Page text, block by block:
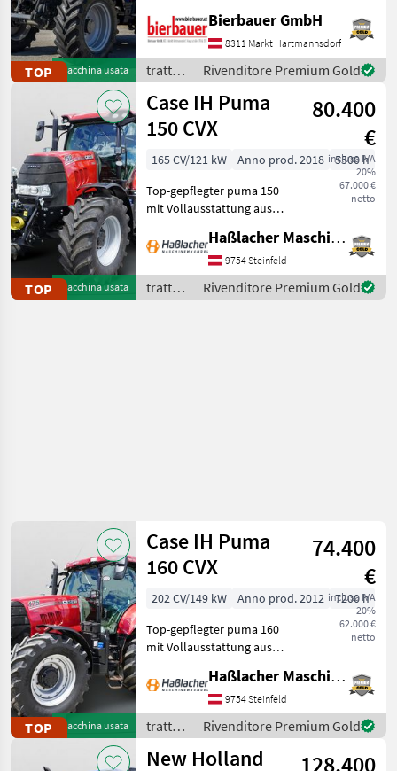
TOP Macchina usata
Zustand und kann nach
telefonischer Vereinbarung
gerne vor Ort besichtigt
und geprüft we
Bierbauer GmbH
8311 Markt Hartmannsdorf
trattori
/
Massey
Ferguson
Rivenditore Premium Gold
TOP Macchina usata
Case IH Puma
150 CVX
80.400
€
inclusa IVA
20%
67.000 €
netto
165 CV/121 kW Anno prod. 2018
5500 h
Top-gepflegter puma 150
mit Vollausstattung aus
Lohnunternehmer – nur
am eigenen Betrieb
gelaufen. Durchgehend
gewartet, einsatzbereit,
Haßlacher Maschinenhandel
9754 Steinfeld
trattori
/ Case
Rivenditore Premium Gold
TOP Macchina usata
Case IH Puma
160 CVX
74.400
€
inclusa IVA
20%
62.000 €
netto
202 CV/149 kW Anno prod. 2012
7200 h
Top-gepflegter puma 160
mit Vollausstattung aus
Lohnunternehmer – nur
am eigenen Betrieb
gelaufen. Durchgehend
gewartet, einsatzbereit,
aufbereitet
Haßlacher Maschinenhandel
9754 Steinfeld
trattori
/ Case
IH
Rivenditore Premium Gold
New Holland
128.400